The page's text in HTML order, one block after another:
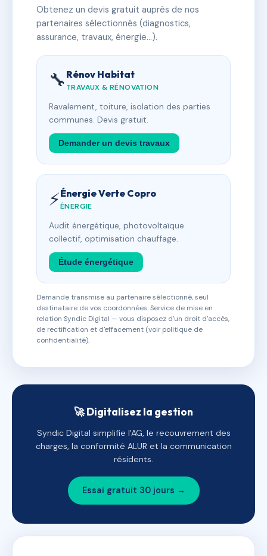
Obtenez un devis gratuit auprès de nos
partenaires sélectionnés (diagnostics,
assurance, travaux, énergie…).
🔧 Rénov Habitat
TRAVAUX & RÉNOVATION
Ravalement, toiture, isolation des parties
communes. Devis gratuit.
Demander un devis travaux
⚡Énergie Verte Copro
ÉNERGIE
Audit énergétique, photovoltaïque
collectif, optimisation chauffage.
Étude énergétique
Demande transmise au partenaire sélectionné, seul
destinataire de vos coordonnées. Service de mise en
relation Syndic Digital — vous disposez d'un droit d'accès,
de rectification et d'effacement (voir politique de
confidentialité).
🚀 Digitalisez la gestion
Syndic Digital simplifie l'AG, le recouvrement des
charges, la conformité ALUR et la communication
résidents.
Essai gratuit 30 jours →